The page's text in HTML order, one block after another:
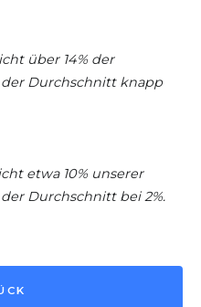
über 14% der
Durchschnitt knapp
etwa 10% unserer
Durchschnitt bei 2%.